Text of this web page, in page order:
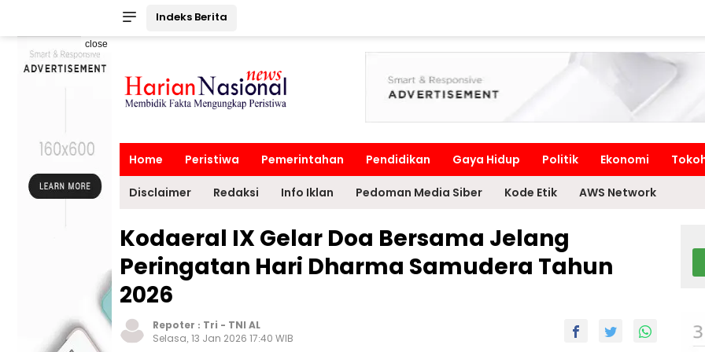
Indeks Berita
close
Home Peristiwa Pemerintahan Pendidikan Gaya Hidup Politik Ekonomi
Disclaimer Redaksi Info Iklan Pedoman Media Siber Kode Etik AWS Network
Kodaeral IX Gelar Doa Bersama Jelang
Peringatan Hari Dharma Samudera Tahun
2026
Repoter : Tri - TNI AL
Selasa, 13 Jan 2026 17:40 WIB